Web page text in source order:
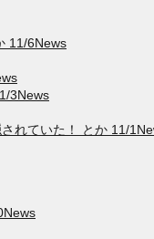
11/6News
3News
れていた！ とか 11/